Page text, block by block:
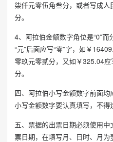
柒仟元零伍角叁分，或者写成
分。
4、阿拉伯金额数字角位是“0”而
“元”后面应写“零”字，如￥
零玖元零贰分，又如￥325.04
分。
四、阿拉伯小写金额数字前面均
小写金额数字要认真填写，不得
五、票据的出票日期必须使用
票日期，在填写月、日时、月